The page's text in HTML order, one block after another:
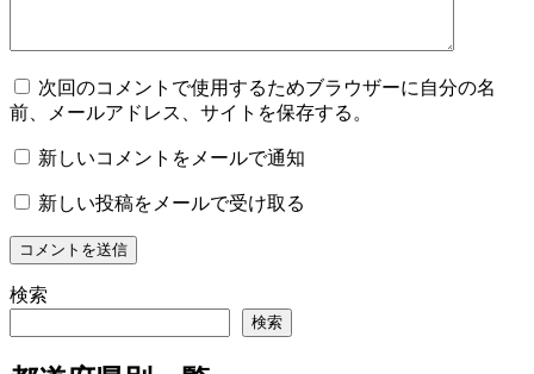
次回のコメントで使用するためブラウザーに自分の名
前、メールアドレス、サイトを保存する。
新しいコメントをメールで通知
新しい投稿をメールで受け取る
検索
検索